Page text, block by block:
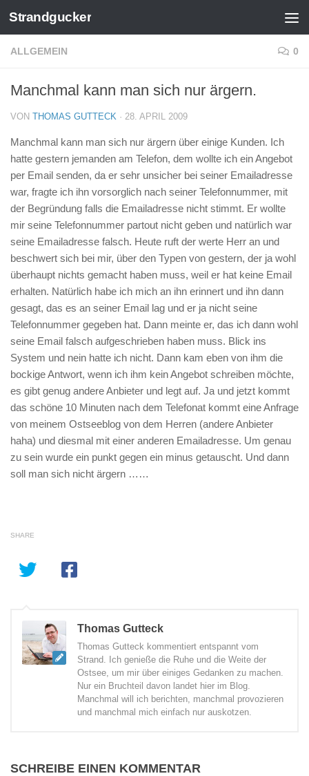
Zum Inhalt springen
Strandgucker
ALLGEMEIN 0
Manchmal kann man sich nur ärgern.
VON THOMAS GUTTECK · 28. APRIL 2009
Manchmal kann man sich nur ärgern über einige Kunden. Ich
hatte gestern jemanden am Telefon, dem wollte ich ein Angebot
per Email senden, da er sehr unsicher bei seiner Emailadresse
war, fragte ich ihn vorsorglich nach seiner Telefonnummer, mit
der Begründung falls die Emailadresse nicht stimmt. Er wollte
mir seine Telefonnummer partout nicht geben und natürlich war
seine Emailadresse falsch. Heute ruft der werte Herr an und
beschwert sich bei mir, über den Typen von gestern, der ja wohl
überhaupt nichts gemacht haben muss, weil er hat keine Email
erhalten. Natürlich habe ich mich an ihn erinnert und ihn dann
gesagt, das es an seiner Email lag und er ja nicht seine
Telefonnummer gegeben hat. Dann meinte er, das ich dann wohl
seine Email falsch aufgeschrieben haben muss. Blick ins
System und nein hatte ich nicht. Dann kam eben von ihm die
bockige Antwort, wenn ich ihm kein Angebot schreiben möchte,
es gibt genug andere Anbieter und legt auf. Ja und jetzt kommt
das schöne 10 Minuten nach dem Telefonat kommt eine Anfrage
von meinem Ostseeblog von dem Herren (andere Anbieter
haha) und diesmal mit einer anderen Emailadresse. Um genau
zu sein wurde ein punkt gegen ein minus getauscht. Und dann
soll man sich nicht ärgern ……
SHARE
Thomas Gutteck
Thomas Gutteck kommentiert entspannt vom
Strand. Ich genieße die Ruhe und die Weite der
Ostsee, um mir über einiges Gedanken zu machen.
Nur ein Bruchteil davon landet hier im Blog.
Manchmal will ich berichten, manchmal provozieren
und manchmal mich einfach nur auskotzen.
SCHREIBE EINEN KOMMENTAR